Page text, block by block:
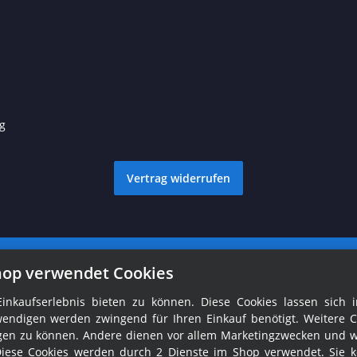
Vertrag widerrufen
verwendet Cookies
bieten zu können. Diese Cookies lassen sich
werden zwingend für Ihren Einkauf benötigt. Weitere
zu können. Andere dienen vor allem Marketingzwecken und
Cookies werden durch 2 Dienste im Shop verwendet. Sie